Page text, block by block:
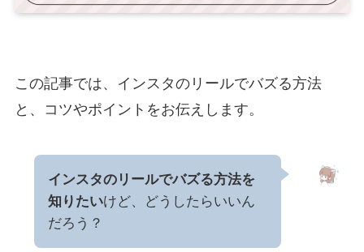
この記事では、インスタのリールでバズる方法
と、コツやポイントをお伝えします。
インスタのリールでバズる方法を
知りたいけど、どうしたらいいん
だろう？